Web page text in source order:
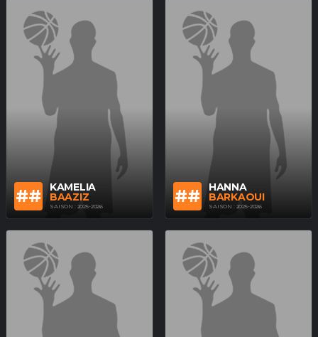
## KAMELIA
BAAZIZ
SAISON : 2025-2026
## HANNA
BARKAOUI
SAISON : 2025-2026